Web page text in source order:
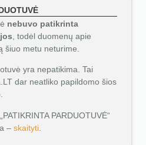
nebuvo patikrinta
, todėl duomenų apie
šiuo metu neturime.
yra nepatikima. Tai
dar neatliko papildomo šios
PARDUOTUVĖ“
– skaityti